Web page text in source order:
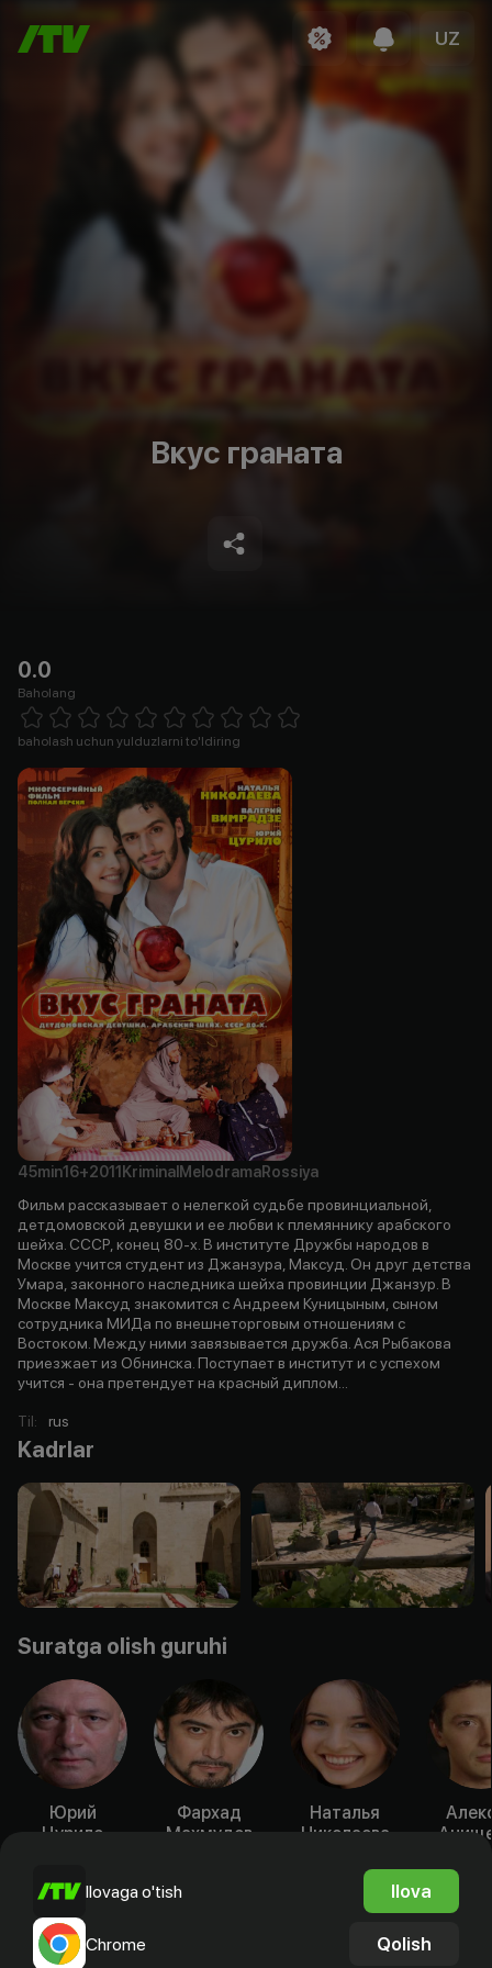
UZ
Вкус граната
0.0
Baholang
1 Star 2 Stars 3 Stars 4 Stars5 Stars 6 Stars7 Stars8 Stars
baholash uchun yulduzlarni to'ldiring
45min16+2011 Kriminal MelodramaRossiya
Фильм рассказывает о нелегкой судьбе провинциальной,
детдомовской девушки и ее любви к племяннику арабского
шейха. СССР, конец 80-х. В институте Дружбы народов в
Москве учится студент из Джанзура, Максуд. Он друг детства
Умара, законного наследника шейха провинции Джанзур. В
Москве Максуд знакомится с Андреем Куницыным, сыном
сотрудника МИДа по внешнеторговым отношениям с
Востоком. Между ними завязывается дружба. Ася Рыбакова
приезжает из Обнинска. Поступает в институт и с успехом
учится - она претендует на красный диплом...
Til: rus
Kadrlar
Suratga olish guruhi
Юрий
Цурило
Фархад
Махмудов
Наталья
Николаева
Ilovaga o'tish Ilova
Chrome Qolish